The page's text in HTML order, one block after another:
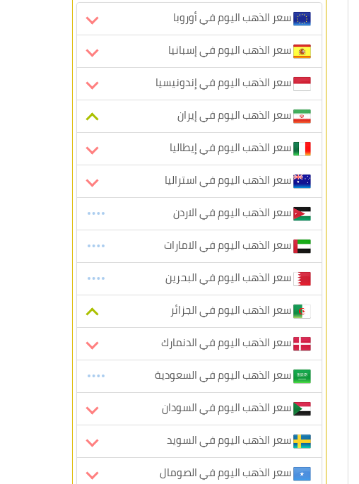
سعر الذهب اليوم في أوروبا
سعر الذهب اليوم في إسبانيا
سعر الذهب اليوم في إندونيسيا
سعر الذهب اليوم في إيران
سعر الذهب اليوم في إيطاليا
سعر الذهب اليوم في استراليا
سعر الذهب اليوم في الاردن
سعر الذهب اليوم في الامارات
سعر الذهب اليوم في البحرين
سعر الذهب اليوم في الجزائر
سعر الذهب اليوم في الدنمارك
سعر الذهب اليوم في السعودية
سعر الذهب اليوم في السودان
سعر الذهب اليوم في السويد
سعر الذهب اليوم في الصومال